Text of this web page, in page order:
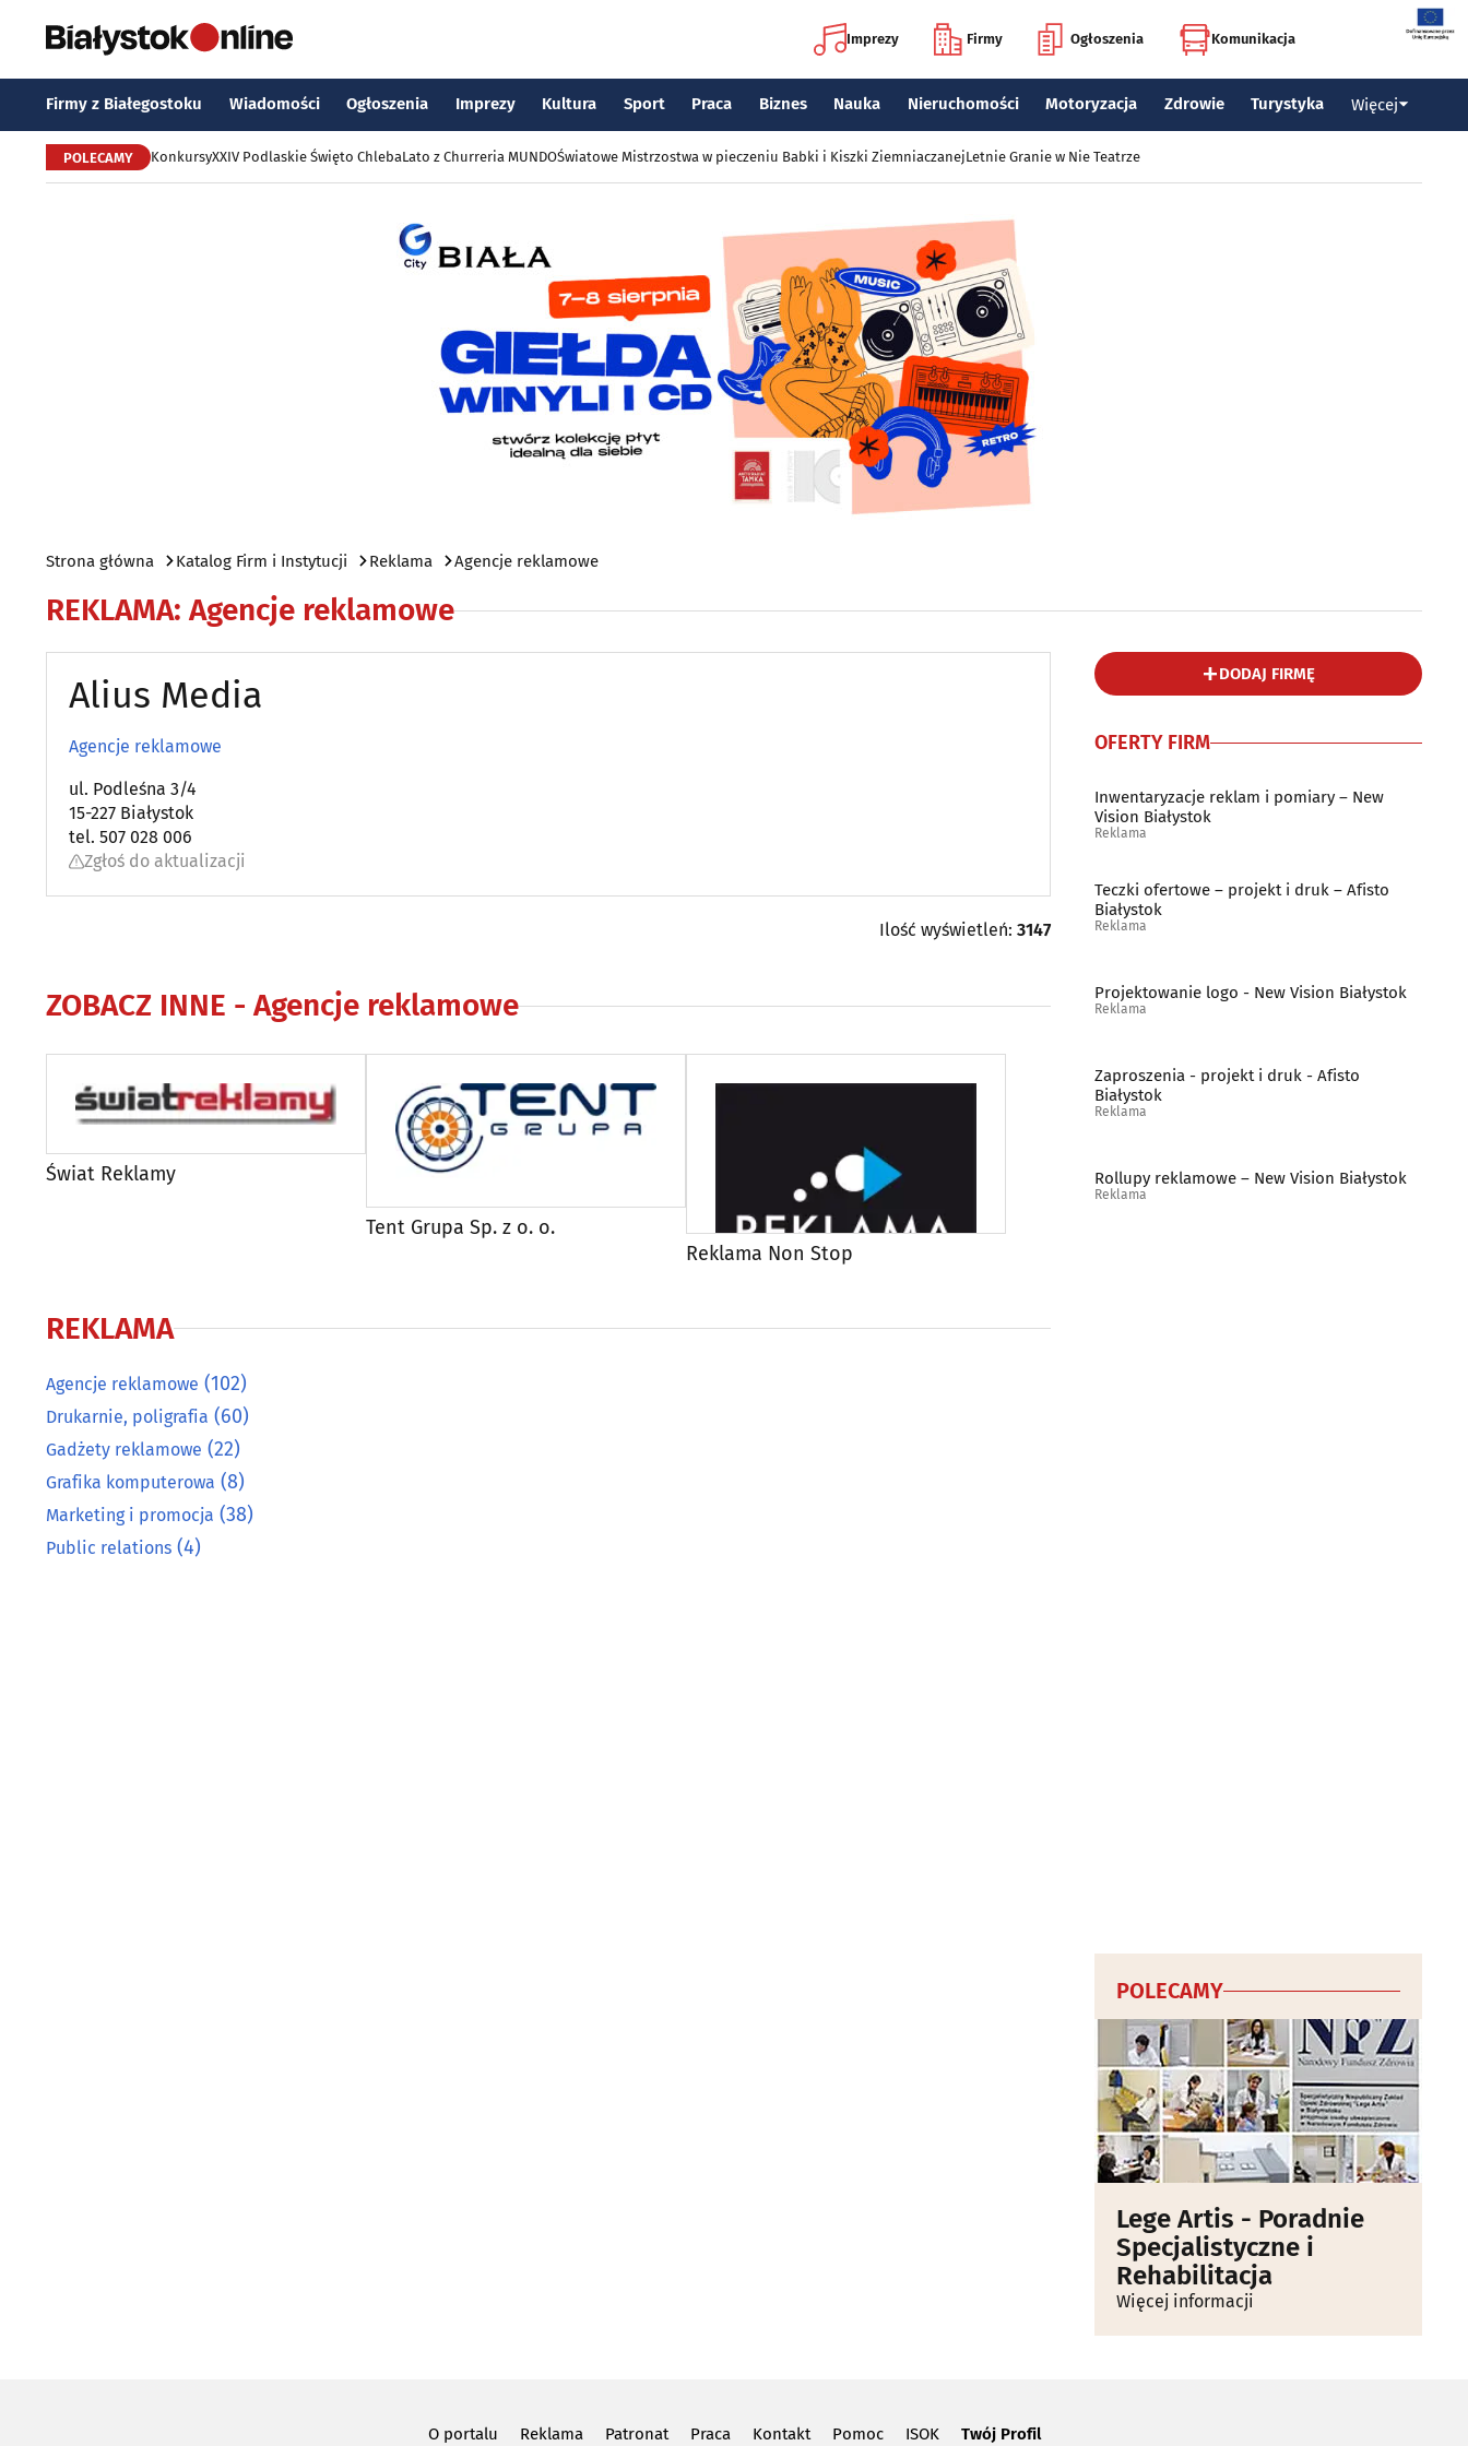
Imprezy Firmy Ogłoszenia Komunikacja
Firmy z Białegostoku Wiadomości Ogłoszenia Imprezy Kultura Sport Praca Biznes Nauka Nieruchomości Motoryzacja Zdrowie Turystyka Więcej
POLECAMY KonkursyXXIV Podlaskie Święto ChlebaLato z Churreria MUNDOŚwiatowe Mistrzostwa w pieczeniu Babki i Kiszki ZiemniaczanejLetnie Granie w Nie Teatrze
Strona główna Katalog Firm i Instytucji Reklama Agencje reklamowe
REKLAMA: Agencje reklamowe
Alius Media
Agencje reklamowe
ul. Podleśna 3/4
15-227 Białystok
tel. 507 028 006
Zgłoś do aktualizacji
Ilość wyświetleń: 3147
ZOBACZ INNE - Agencje reklamowe
Świat Reklamy
Tent Grupa Sp. z o. o.
Reklama Non Stop
REKLAMA
Agencje reklamowe (102)
Drukarnie, poligrafia (60)
Gadżety reklamowe (22)
Grafika komputerowa (8)
Marketing i promocja (38)
Public relations (4)
DODAJ FIRMĘ
OFERTY FIRM
Inwentaryzacje reklam i pomiary – New
Vision Białystok
Reklama
Teczki ofertowe – projekt i druk – Afisto
Białystok
Reklama
Projektowanie logo - New Vision Białystok
Reklama
Zaproszenia - projekt i druk - Afisto
Białystok
Reklama
Rollupy reklamowe – New Vision Białystok
Reklama
POLECAMY
Lege Artis - Poradnie
Specjalistyczne i
Rehabilitacja
Więcej informacji
O portalu Reklama Patronat Praca Kontakt Pomoc ISOK Twój Profil